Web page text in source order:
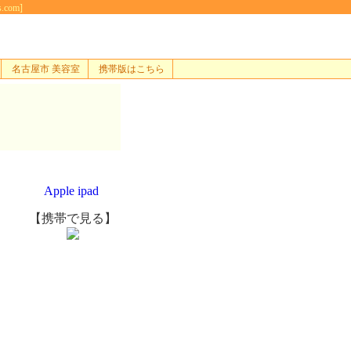
名古屋市 美容室 携帯版はこちら
Apple ipad
【携帯で見る】